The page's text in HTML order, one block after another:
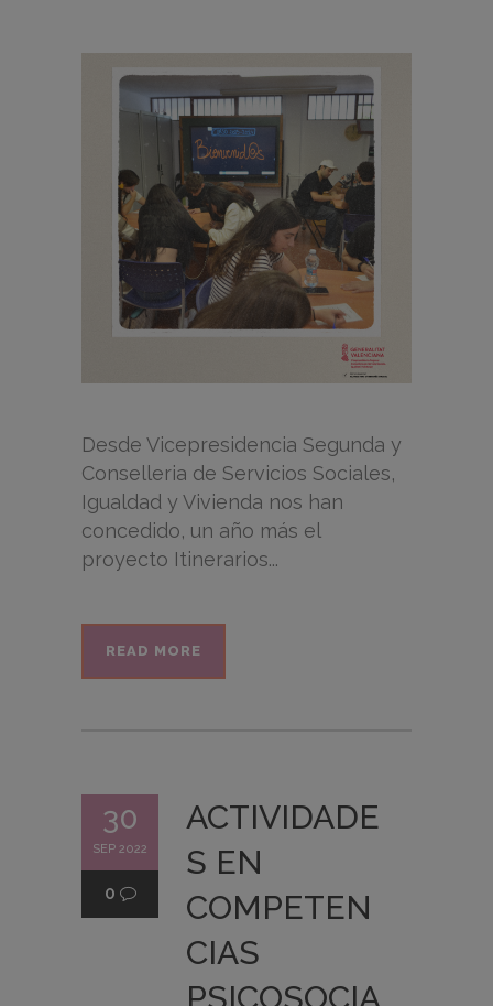
Desde Vicepresidencia Segunda y
Conselleria de Servicios Sociales,
Igualdad y Vivienda nos han
concedido, un año más el
proyecto Itinerarios...
READ MORE
30
SEP 2022
0
ACTIVIDADE
S EN
COMPETEN
CIAS
PSICOSOCIA